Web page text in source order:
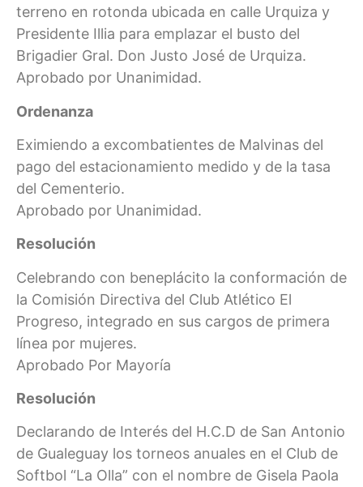
terreno en rotonda ubicada en calle Urquiza y
Presidente Illia para emplazar el busto del
Brigadier Gral. Don Justo José de Urquiza.
Aprobado por Unanimidad.
Ordenanza
Eximiendo a excombatientes de Malvinas del
pago del estacionamiento medido y de la tasa
del Cementerio.
Aprobado por Unanimidad.
Resolución
Celebrando con beneplácito la conformación de
la Comisión Directiva del Club Atlético El
Progreso, integrado en sus cargos de primera
línea por mujeres.
Aprobado Por Mayoría
Resolución
Declarando de Interés del H.C.D de San Antonio
de Gualeguay los torneos anuales en el Club de
Softbol “La Olla” con el nombre de Gisela Paola